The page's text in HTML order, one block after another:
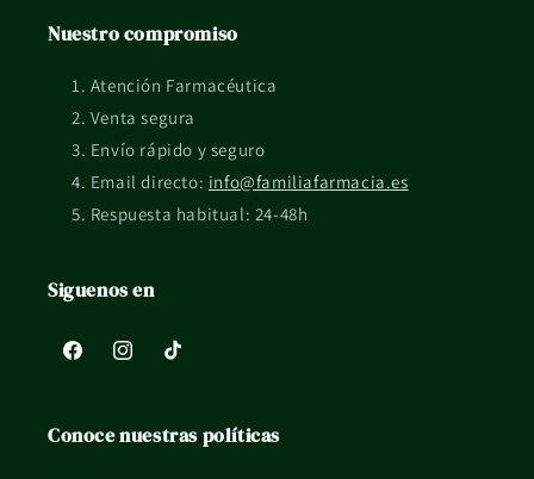
etiquetado del fabricante.
¿Qué pasa si tengo dudas de uso o compatibilidad?
Si tienes una situación concreta, embarazo, lactancia, piel
reactiva o tratamiento en curso, mejor consultarlo con un
La información de esta ficha es orientativa y no sustituye el
Nuestro compromiso
Atención Farmacéutica
Venta segura
Envío rápido y seguro
Email directo: info@familiafarmacia.es
Respuesta habitual: 24-48h
Siguenos en
FacebookInstagramTikTok
Conoce nuestras políticas